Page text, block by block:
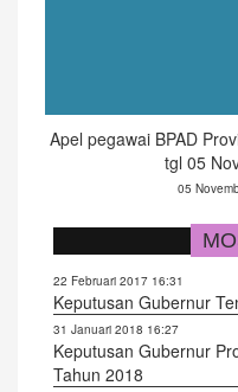
Apel pegawai BPAD
tgl 05
05
22 Februari 2017 16:31
Keputusan Gubernur
31 Januari 2018 16:27
Keputusan Gubernur
Tahun 2018